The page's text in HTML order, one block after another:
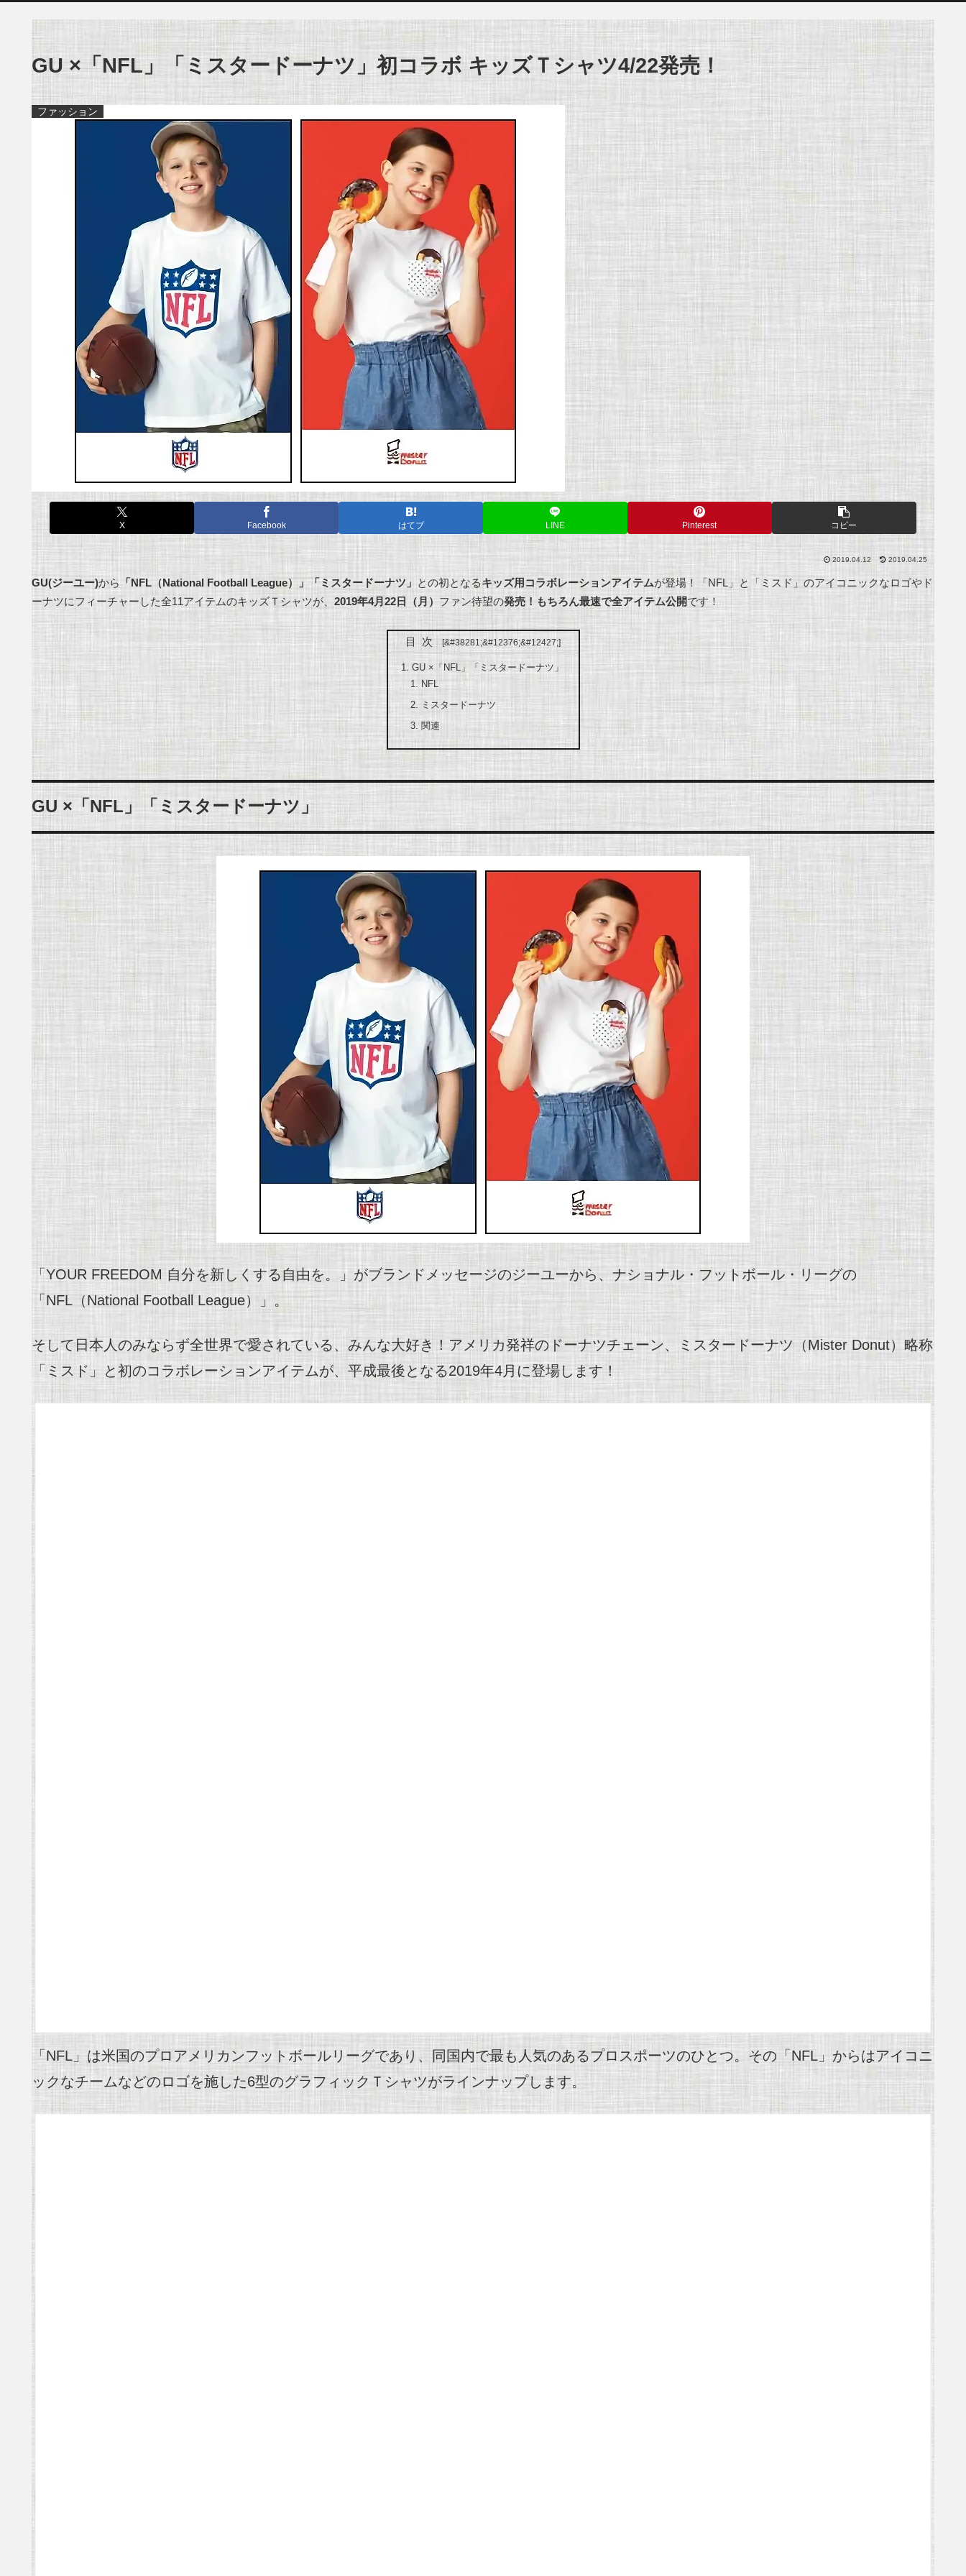
GU ×「NFL」「ミスタードーナツ」初コラボ キッズＴシャツ4/22発売！
ファッション
X Facebook はてブ LINE Pinterest コピー
2019.04.12 2019.04.25
GU(ジーユー)から 「NFL（National Football League）」「ミスタードーナツ」 との初となるキッズ用コラボレーションアイテムが登場！「NFL」と「ミスド」のアイコニックなロゴやド
ーナツにフィーチャーした全11アイテムのキッズＴシャツが、 2019年4月22日（月） ファン待望の発売！もちろん最速で全アイテム公開です！
目次
GU ×「NFL」「ミスタードーナツ」
NFL
ミスタードーナツ
関連
GU ×「NFL」「ミスタードーナツ」
「YOUR FREEDOM 自分を新しくする自由を。」がブランドメッセージのジーユーから、ナショナル・フットボール・リーグの
「NFL（National Football League）」。
そして日本人のみならず全世界で愛されている、みんな大好き！アメリカ発祥のドーナツチェーン、ミスタードーナツ（Mister Donut）略称
「ミスド」と初のコラボレーションアイテムが、平成最後となる2019年4月に登場します！
「NFL」は米国のプロアメリカンフットボールリーグであり、同国内で最も人気のあるプロスポーツのひとつ。その「NFL」からはアイコニ
ックなチームなどのロゴを施した6型のグラフィックＴシャツがラインナップします。